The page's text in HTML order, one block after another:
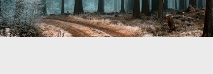
Neoscience Olimpiyatları’nda Çifte Gümüş Madalya